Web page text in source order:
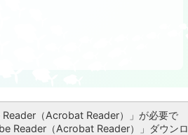
（Acrobat Reader）」が必要で
Reader（Acrobat Reader）」ダウンロ